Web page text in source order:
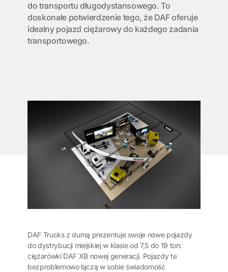
do transportu długodystansowego. To
doskonałe potwierdzenie tego, że DAF oferuje
idealny pojazd ciężarowy do każdego zadania
transportowego.
DAF Trucks z dumą prezentuje swoje nowe pojazdy
do dystrybucji miejskiej w klasie od 7,5 do 19 ton:
ciężarówki DAF XB nowej generacji. Pojazdy te
bezproblemowo łączą w sobie świadomość